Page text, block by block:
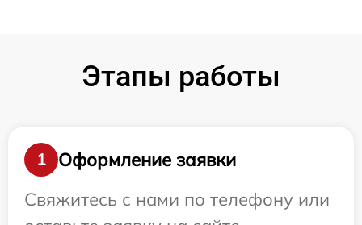
Этапы работы
1
Оформление заявки
Свяжитесь с нами по телефону или